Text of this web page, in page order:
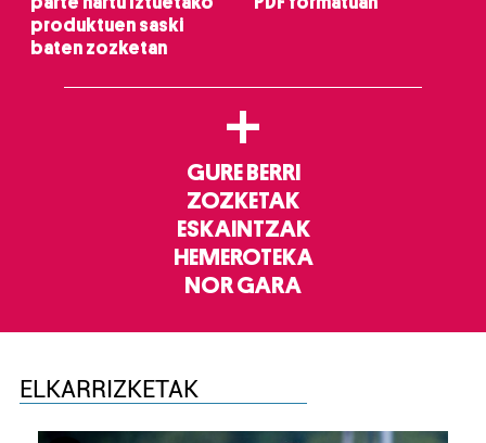
produktuen saski
baten zozketan
+
GURE BERRI
ZOZKETAK
ESKAINTZAK
HEMEROTEKA
NOR GARA
ELKARRIZKETAK